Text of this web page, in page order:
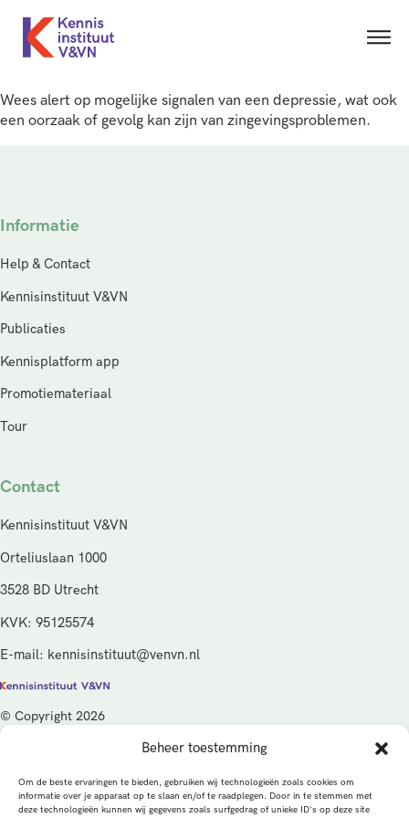
Beheer toestemming
Om de beste ervaringen te bieden, gebruiken wij technologieën zoals cookies om
informatie over je apparaat op te slaan en/of te raadplegen. Door in te stemmen met
deze technologieën kunnen wij gegevens zoals surfgedrag of unieke ID's op deze site
Wees alert op mogelijke signalen van een depressie, wat ook
een oorzaak of gevolg kan zijn van zingevingsproblemen.
Informatie
Help & Contact
Kennisinstituut V&VN
Publicaties
Kennisplatform app
Promotiemateriaal
Tour
Contact
Kennisinstituut V&VN
Orteliuslaan 1000
3528 BD Utrecht
KVK: 95125574
E-mail: kennisinstituut@venvn.nl
© Copyright 2026
De activiteiten van het Kennisinstituut V&VN worden gefinancierd
vanuit de kwaliteitsgelden van het ministerie van Volksgezondheid,
Welzijn en Sport (VWS), beheerd door ZonMw.